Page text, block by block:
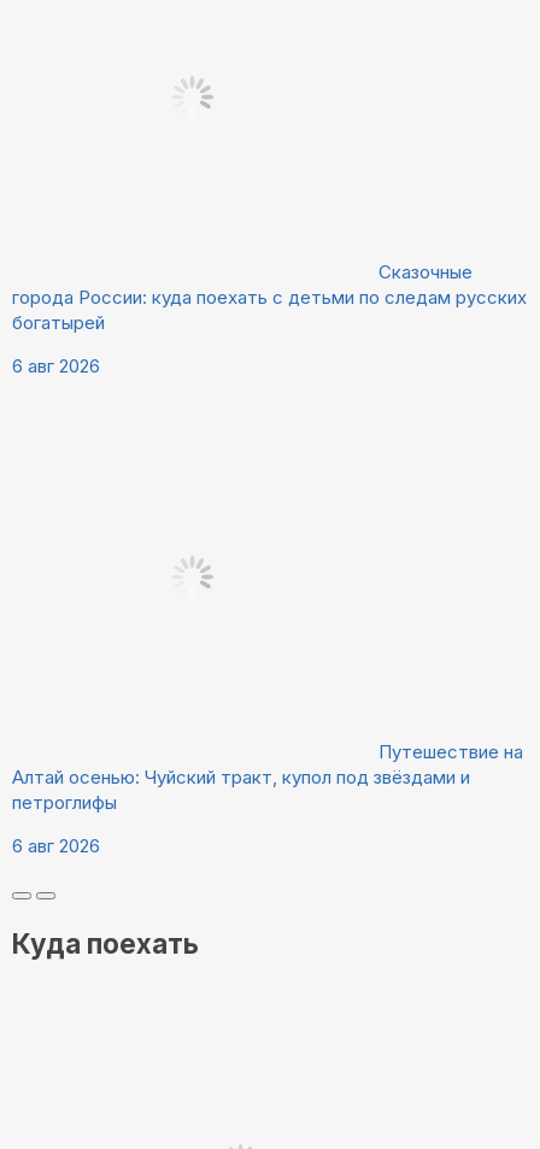
Сказочные
города России: куда поехать с детьми по следам русских
богатырей
6 авг 2026
Путешествие на
Алтай осенью: Чуйский тракт, купол под звёздами и
петроглифы
6 авг 2026
Куда поехать